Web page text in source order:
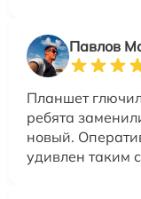
Павлов
Планшет
ребята
новый.
удивлен таким